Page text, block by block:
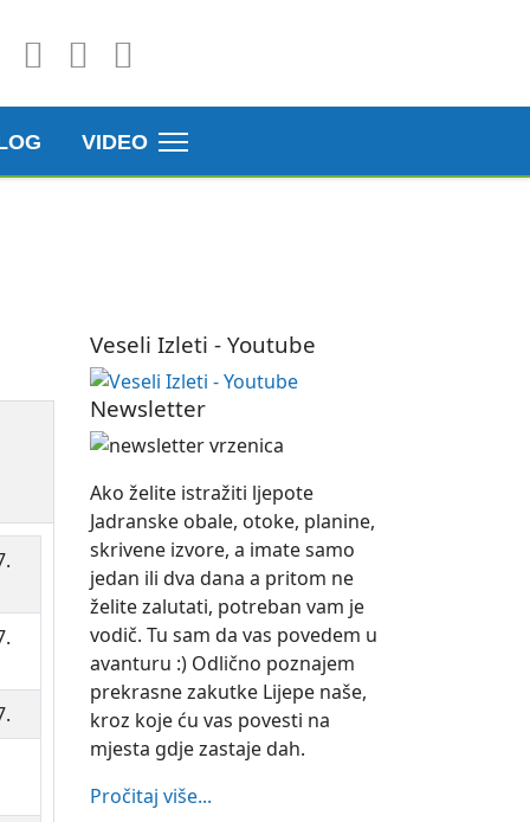
VIDEO
Veseli Izleti - Youtube
Newsletter
Ako želite istražiti ljepote
Jadranske obale, otoke, planine,
skrivene izvore, a imate samo
jedan ili dva dana a pritom ne
želite zalutati, potreban vam je
vodič. Tu sam da vas povedem u
avanturu :) Odlično poznajem
prekrasne zakutke Lijepe naše,
kroz koje ću vas povesti na
mjesta gdje zastaje dah.
Pročitaj više...